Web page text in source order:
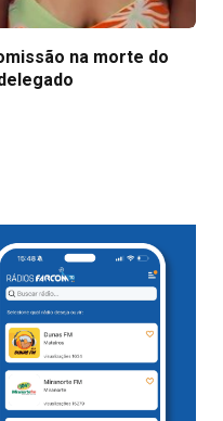
na morte do